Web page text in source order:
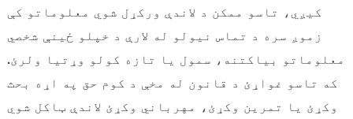
کیږي، تاسو ممکن د لاندې ورکړل شوي معلوماتو کې
زموږ سره د تماس نیولو له لارې د خپلو ځینې شخصي
معلوماتو بیاکتنه، سمول یا تازه کولو وړتیا ولرئ.
که تاسو غواړئ د قانون له مخې د کوم حق په اړه بحث
وکړئ یا تمرین وکړئ، مهرباني وکړئ لاندې ټاکل شوي